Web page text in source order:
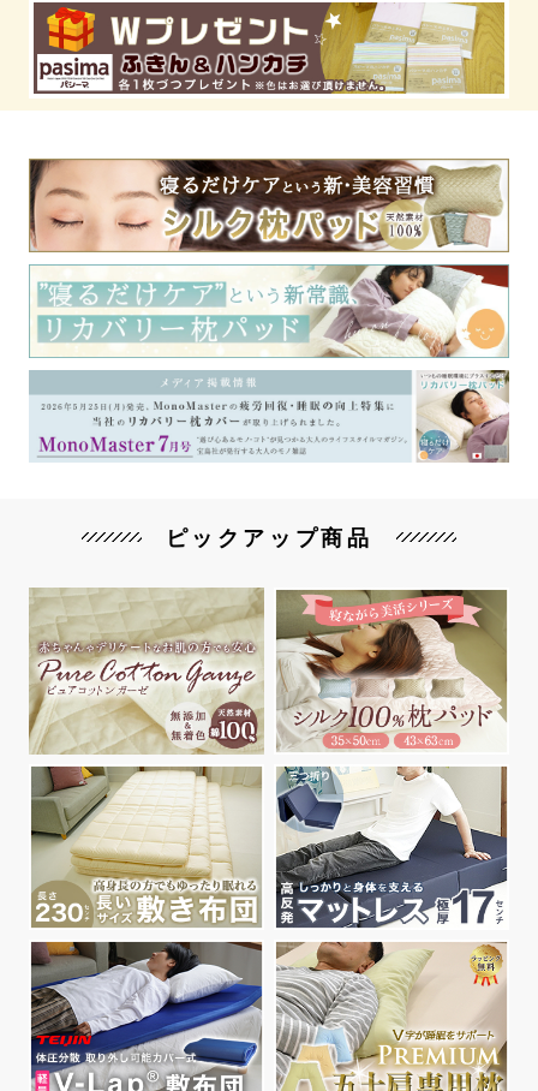
ピックアップ商品